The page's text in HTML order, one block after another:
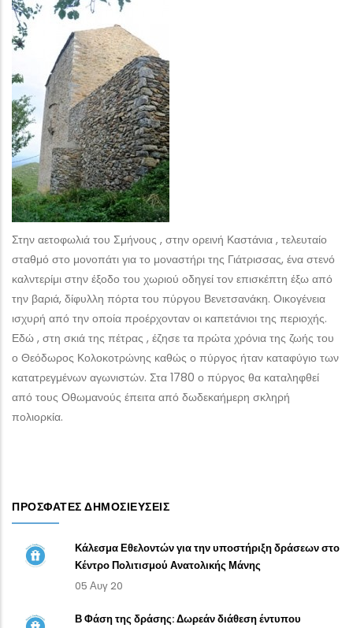
Στην αετοφωλιά του Σμήνους , στην ορεινή Καστάνια , τελευταίο
σταθμό στο μονοπάτι για το μοναστήρι της Γιάτρισσας, ένα στενό
καλντερίμι στην έξοδο του χωριού οδηγεί τον επισκέπτη έξω από
την βαριά, δίφυλλη πόρτα του πύργου Βενετσανάκη. Οικογένεια
ισχυρή από την οποία προέρχονταν οι καπετάνιοι της περιοχής.
Εδώ , στη σκιά της πέτρας , έζησε τα πρώτα χρόνια της ζωής του
ο Θεόδωρος Κολοκοτρώνης καθώς ο πύργος ήταν καταφύγιο των
κατατρεγμένων αγωνιστών. Στα 1780 ο πύργος θα καταληφθεί
από τους Οθωμανούς έπειτα από δωδεκαήμερη σκληρή
πολιορκία.
ΠΡΌΣΦΑΤΕΣ ΔΗΜΟΣΙΕΎΣΕΙΣ
Κάλεσμα Εθελοντών για την υποστήριξη δράσεων στο
Κέντρο Πολιτισμού Ανατολικής Μάνης
05 Αυγ 20
Β Φάση της δράσης: Δωρεάν διάθεση έντυπου